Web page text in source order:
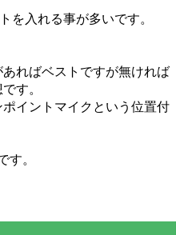
を入れる事が多いです。
ればベストですが無ければ
す。
イントマイクという位置付
す。